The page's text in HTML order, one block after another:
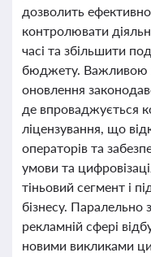
дозволить
контролювати
часі та збільшити
бюджету. Важливою
оновлення
де впроваджується
ліцензування, що
операторів та
умови та
тіньовий сегмент і
бізнесу.
рекламній сфері
новими викликами